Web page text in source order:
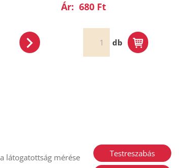
Ár: 680 Ft
db
Sütik kezelése
Testreszabás
látogatottság mérése